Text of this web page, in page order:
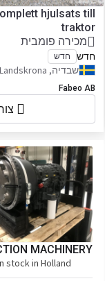
hjulsats till
traktor
מכירה פומבית
חדש חדש
שבדיה, Landskrona
Fabeo AB
MACHINERY
stock in Holland